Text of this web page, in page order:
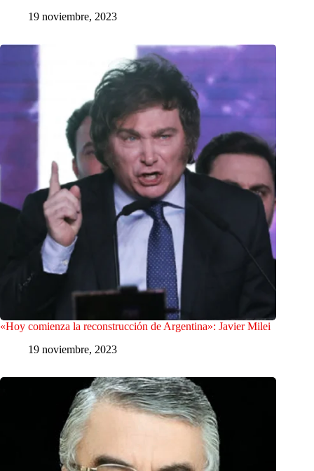
19 noviembre, 2023
«Hoy comienza la reconstrucción de Argentina»: Javier Milei
19 noviembre, 2023